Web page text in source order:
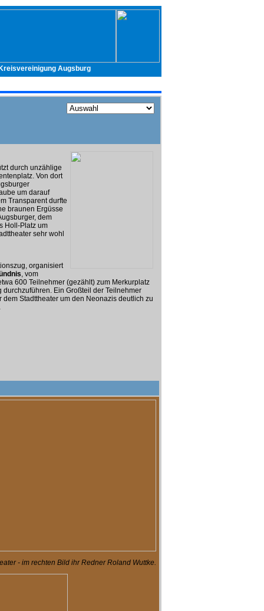
Augsburg
durch unzählige
Von dort
um darauf
Transparent durfte
braunen Ergüsse
dem
Holl-Platz um
sehr wohl
organisiert
, vom
600 Teilnehmer (gezählt) zum Merkurplatz
Ein Großteil der Teilnehmer
Stadttheater um den Neonazis deutlich zu
- im rechten Bild ihr Redner Roland Wuttke.